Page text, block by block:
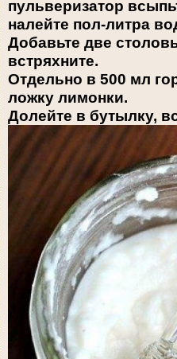
пульверизатор
налейте пол-литра
Добавьте две
встряхните.
Отдельно в 500 мл
ложку лимонки.
Долейте в бутылку,